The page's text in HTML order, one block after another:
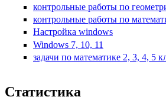
контрольные работы по
контрольные работы по
Настройка windows
Windows 7, 10, 11
задачи по математике 2, 3, 4, 5
Статистика